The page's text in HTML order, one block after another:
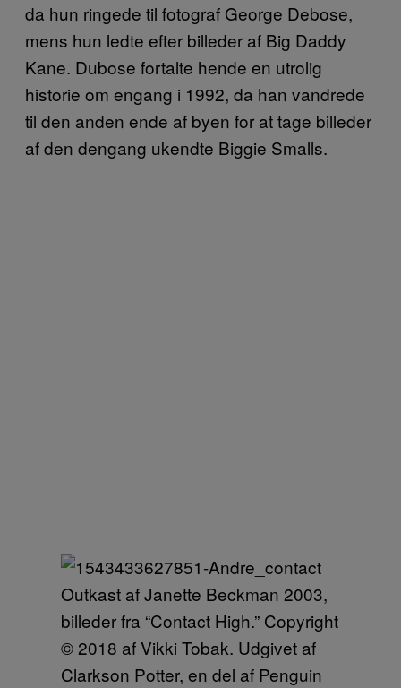
da hun ringede til fotograf George Debose,
mens hun ledte efter billeder af Big Daddy
Kane. Dubose fortalte hende en utrolig
historie om engang i 1992, da han vandrede
til den anden ende af byen for at tage billeder
af den dengang ukendte Biggie Smalls.
Outkast af Janette Beckman 2003,
billeder fra “Contact High.” Copyright
© 2018 af Vikki Tobak. Udgivet af
Clarkson Potter, en del af Penguin